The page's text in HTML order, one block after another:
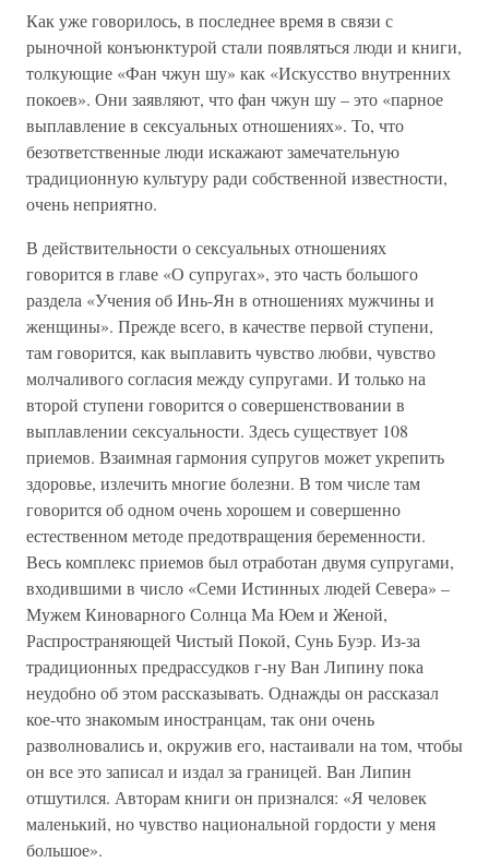
Как уже говорилось, в последнее время в связи с
рыночной конъюнктурой стали появляться люди и книги,
толкующие «Фан чжун шу» как «Искусство внутренних
покоев». Они заявляют, что фан чжун шу – это «парное
выплавление в сексуальных отношениях». То, что
безответственные люди искажают замечательную
традиционную культуру ради собственной известности,
очень неприятно.
В действительности о сексуальных отношениях
говорится в главе «О супругах», это часть большого
раздела «Учения об Инь-Ян в отношениях мужчины и
женщины». Прежде всего, в качестве первой ступени,
там говорится, как выплавить чувство любви, чувство
молчаливого согласия между супругами. И только на
второй ступени говорится о совершенствовании в
выплавлении сексуальности. Здесь существует 108
приемов. Взаимная гармония супругов может укрепить
здоровье, излечить многие болезни. В том числе там
говорится об одном очень хорошем и совершенно
естественном методе предотвращения беременности.
Весь комплекс приемов был отработан двумя супругами,
входившими в число «Семи Истинных людей Севера» –
Мужем Киноварного Солнца Ма Юем и Женой,
Распространяющей Чистый Покой, Сунь Буэр. Из-за
традиционных предрассудков г-ну Ван Липину пока
неудобно об этом рассказывать. Однажды он рассказал
кое-что знакомым иностранцам, так они очень
разволновались и, окружив его, настаивали на том, чтобы
он все это записал и издал за границей. Ван Липин
отшутился. Авторам книги он признался: «Я человек
маленький, но чувство национальной гордости у меня
большое».